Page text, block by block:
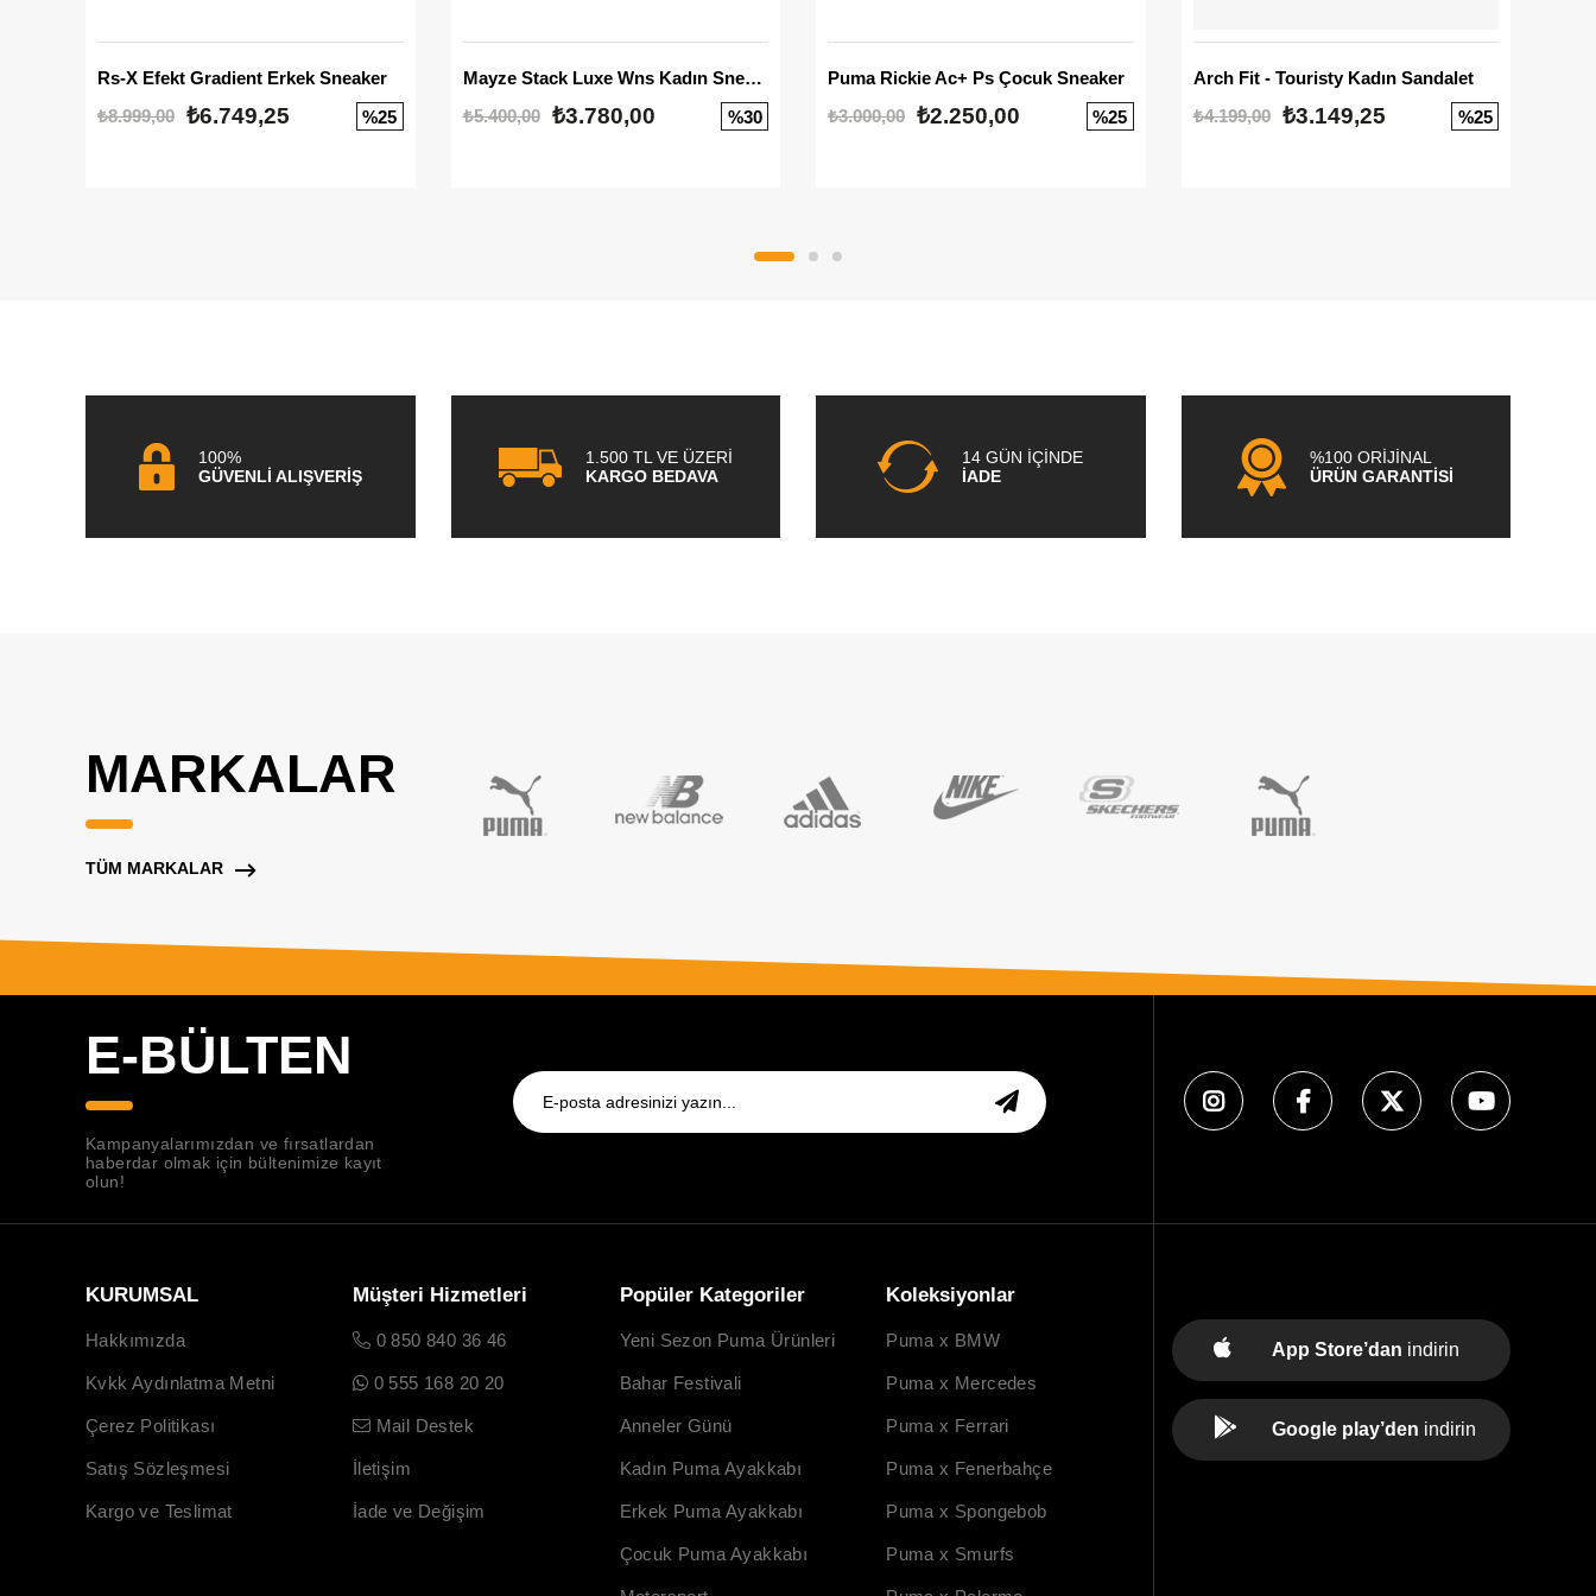
Rs-X Efekt Gradient Erkek Sneaker
₺8.999,00 ₺6.749,25 %25
Mayze Stack Luxe Wns Kadın Sneaker
₺5.400,00
₺3.780,00 %30
Puma Rickie Ac+ Ps Çocuk Sneaker
₺3.000,00 ₺2.250,00 %25
Arch Fit - Touristy Kadın Sandalet
₺4.199,00
₺3.149,25 %25
100%
GÜVENLİ ALIŞVERİŞ
1.500 TL VE ÜZERİ
KARGO BEDAVA
14 GÜN İÇİNDE
İADE
%100 ORİJİNAL
ÜRÜN GARANTİSİ
MARKALAR
TÜM MARKALAR
E-BÜLTEN
Kampanyalarımızdan ve fırsatlardan
haberdar olmak için bültenimize kayıt
olun!
KURUMSAL
Hakkımızda
Kvkk Aydınlatma Metni
Çerez Politikası
Satış Sözleşmesi
Kargo ve Teslimat
Müşteri Hizmetleri
0 850 840 36 46
0 555 168 20 20
Mail Destek
İletişim
İade ve Değişim
Popüler Kategoriler
Yeni Sezon Puma Ürünleri
Bahar Festivali
Anneler Günü
Kadın Puma Ayakkabı
Erkek Puma Ayakkabı
Çocuk Puma Ayakkabı
Koleksiyonlar
Puma x BMW
Puma x Mercedes
Puma x Ferrari
Puma x Fenerbahçe
Puma x Spongebob
Puma x Smurfs
App Store’dan indirin
Google play’den indirin